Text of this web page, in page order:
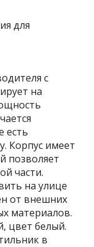
с
на
есть
Корпус имеет
позволяет
части.
на улице
от внешних
материалов.
цвет белый.
в